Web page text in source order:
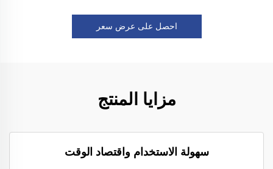
احصل على عرض سعر
مزايا المنتج
سهولة الاستخدام واقتصاد الوقت